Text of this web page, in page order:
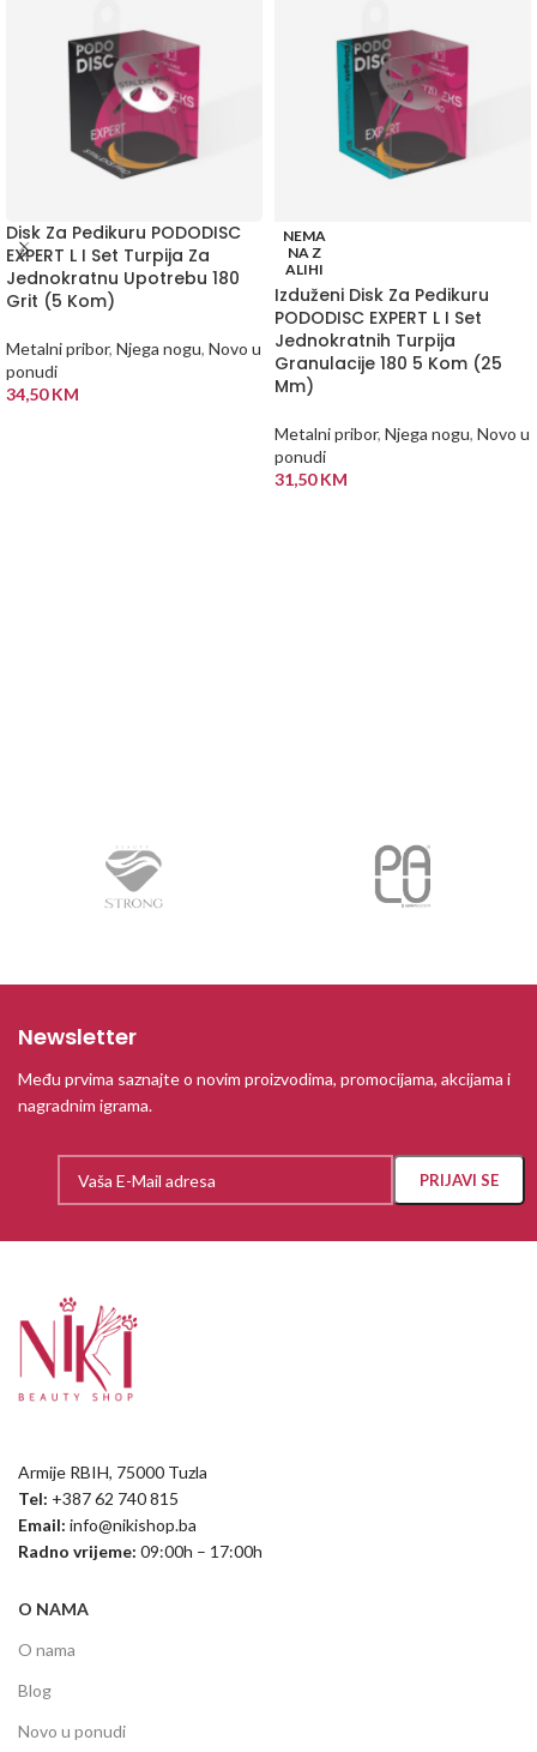
Disk Za Pedikuru PODODISC
EXPERT L I Set Turpija Za
Jednokratnu Upotrebu 180
Grit (5 Kom)
Metalni pribor, Njega nogu, Novo u
ponudi
34,50KM
NEMA
NA Z
ALIHI
Izduženi Disk Za Pedikuru
PODODISC EXPERT L I Set
Jednokratnih Turpija
Granulacije 180 5 Kom (25
Mm)
Metalni pribor, Njega nogu, Novo u
ponudi
31,50KM
Newsletter
Među prvima saznajte o novim proizvodima, promocijama, akcijama i
nagradnim igrama.
Armije RBIH, 75000 Tuzla
Tel: +387 62 740 815
Email: info@nikishop.ba
Radno vrijeme: 09:00h – 17:00h
O NAMA
O nama
Blog
Novo u ponudi